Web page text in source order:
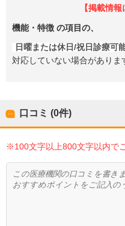
【掲載情
機能・特徴 の項目の、
日曜または休日/祝日診療可
対応していない場合がありま
口コミ (0件)
※100文字以上800文字以内で